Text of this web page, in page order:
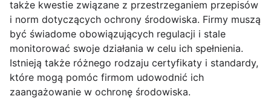
także kwestie związane z przestrzeganiem przepisów
i norm dotyczących ochrony środowiska. Firmy muszą
być świadome obowiązujących regulacji i stale
monitorować swoje działania w celu ich spełnienia.
Istnieją także różnego rodzaju certyfikaty i standardy,
które mogą pomóc firmom udowodnić ich
zaangażowanie w ochronę środowiska.